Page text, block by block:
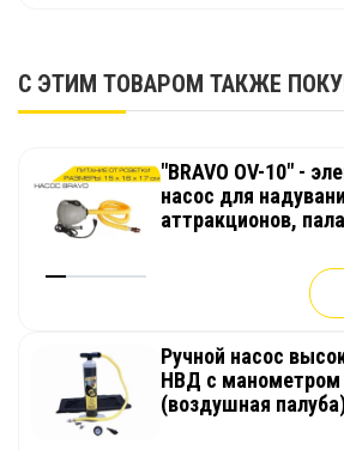
С ЭТИМ ТОВАРОМ ТАКЖЕ
"BRAVO OV-10" -
насос для
аттракционов,
Ручной насос
НВД с манометром
(воздушная